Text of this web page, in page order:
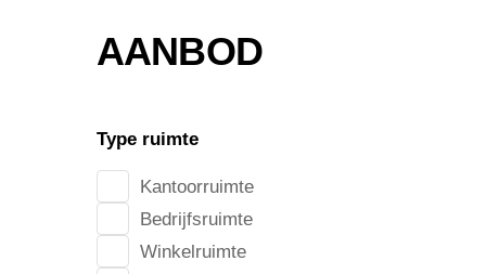
AANBOD
Type ruimte
Kantoorruimte
Bedrijfsruimte
Winkelruimte